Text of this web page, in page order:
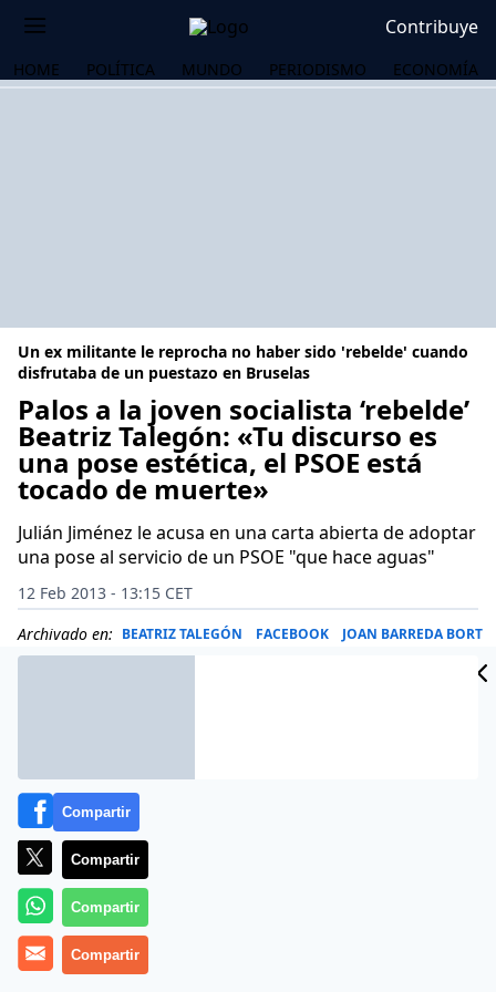
Contribuye
HOME POLÍTICA MUNDO PERIODISMO ECONOMÍA
Un ex militante le reprocha no haber sido 'rebelde' cuando
disfrutaba de un puestazo en Bruselas
Palos a la joven socialista ‘rebelde’
Beatriz Talegón: «Tu discurso es
una pose estética, el PSOE está
tocado de muerte»
Julián Jiménez le acusa en una carta abierta de adoptar
una pose al servicio de un PSOE "que hace aguas"
12 Feb 2013 - 13:15 CET
Archivado en: BEATRIZ TALEGÓN FACEBOOK JOAN BARREDA BORT
Compartir
Compartir
Compartir
Compartir